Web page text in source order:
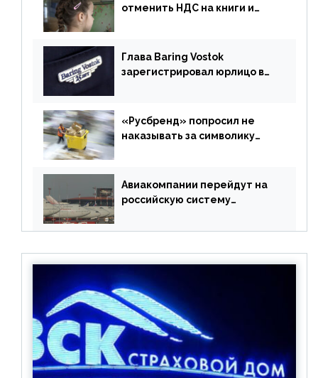
отменить НДС на книги и
Глава Baring Vostok
зарегистрировал юрлицо в
«Русбренд» попросил не
наказывать за символику
Авиакомпании перейдут на
российскую систему